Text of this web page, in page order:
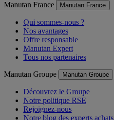
Manutan France Manutan France
Qui sommes-nous ?
Nos avantages
Offre responsable
Manutan Expert
Tous nos partenaires
Manutan Groupe Manutan Groupe
Découvrez le Groupe
Notre politique RSE
Rejoignez-nous
Notre blog des experts achats